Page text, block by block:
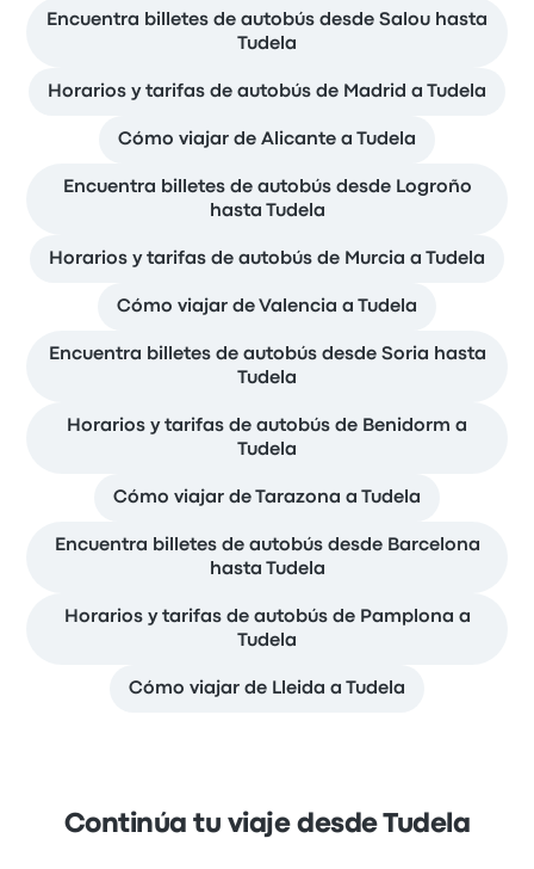
Encuentra billetes de autobús desde Salou hasta
Tudela
Horarios y tarifas de autobús de Madrid a Tudela
Cómo viajar de Alicante a Tudela
Encuentra billetes de autobús desde Logroño
hasta Tudela
Horarios y tarifas de autobús de Murcia a Tudela
Cómo viajar de Valencia a Tudela
Encuentra billetes de autobús desde Soria hasta
Tudela
Horarios y tarifas de autobús de Benidorm a
Tudela
Cómo viajar de Tarazona a Tudela
Encuentra billetes de autobús desde Barcelona
hasta Tudela
Horarios y tarifas de autobús de Pamplona a
Tudela
Cómo viajar de Lleida a Tudela
Continúa tu viaje desde Tudela